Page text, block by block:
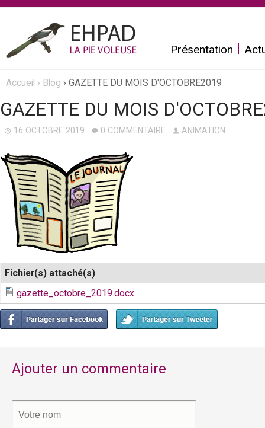
au
contenu
E
h
p
a
d
L
P
i
e
Présentation
êtes
ici
Accueil › Blog › GAZETTE DU MOIS D'OCTOBRE2019
GAZETTE DU MOIS
16 OCTOBRE 2019 0 COMMENTAIRE ANIMATION
Fichier(s) attaché(s)
gazette_octobre_2019.docx
Ajouter un commentaire